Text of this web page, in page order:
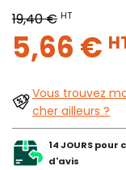
19,40 € HT
5,66 €
Vous trouvez
cher ailleurs ?
14 JOURS pour
d'avis